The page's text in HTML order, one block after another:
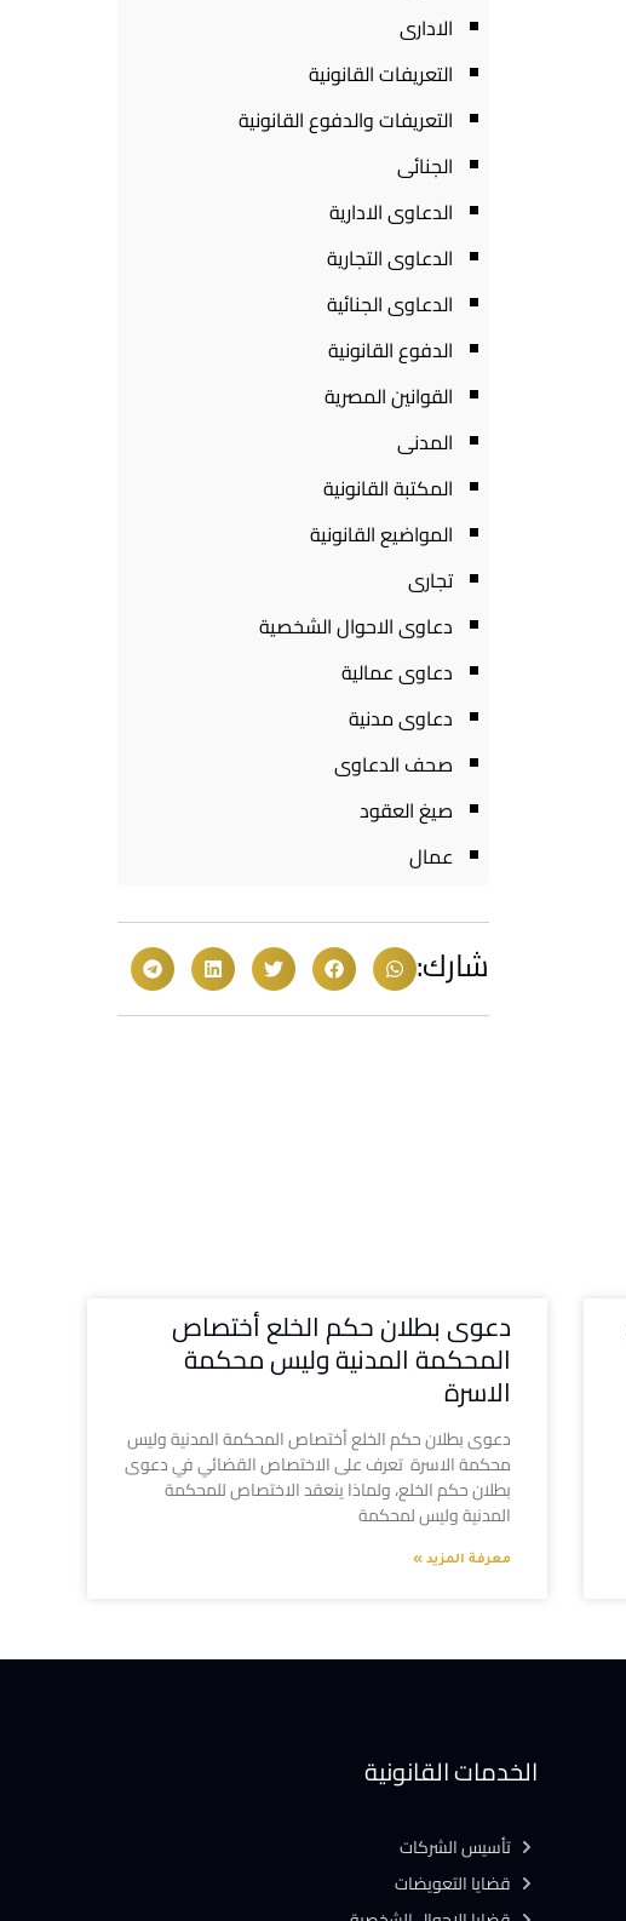
الادارى
التعريفات القانونية
التعريفات والدفوع القانونية
الجنائى
الدعاوى الادارية
الدعاوى التجارية
الدعاوى الجنائية
الدفوع القانونية
القوانين المصرية
المدنى
المكتبة القانونية
المواضيع القانونية
تجارى
دعاوى الاحوال الشخصية
دعاوى عمالية
دعاوى مدنية
صحف الدعاوى
صيغ العقود
عمال
شارك:
دعوى بطلان حكم الخلع أختصاص
المحكمة المدنية وليس محكمة
الاسرة
دعوى بطلان حكم الخلع أختصاص المحكمة المدنية وليس
محكمة الاسرة تعرف على الاختصاص القضائي في دعوى
بطلان حكم الخلع، ولماذا ينعقد الاختصاص للمحكمة
المدنية وليس لمحكمة
معرفة المزيد »
الخدمات القانونية
تأسيس الشركات
قضايا التعويضات